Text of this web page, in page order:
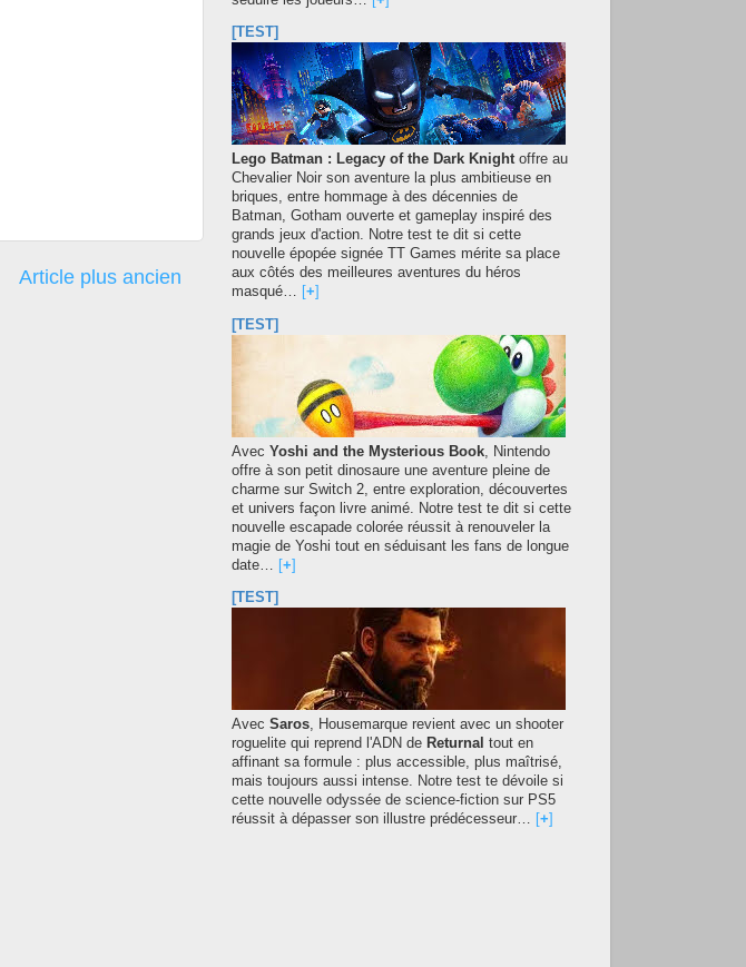
Article plus ancien
[TEST]
Lego Batman : Legacy of the Dark Knightoffre au
Chevalier Noir son aventure la plus ambitieuse en
briques, entre hommage à des décennies de
Batman, Gotham ouverte et gameplay inspiré des
grands jeux d'action. Notre test te dit si cette
nouvelle épopée signée TT Games mérite sa place
aux côtés des meilleures aventures du héros
masqué…
+
[TEST]
Avec Yoshi and the Mysterious Book, Nintendo
offre à son petit dinosaure une aventure pleine de
charme sur Switch 2, entre exploration, découvertes
et univers façon livre animé. Notre test te dit si cette
nouvelle escapade colorée réussit à renouveler la
magie de Yoshi tout en séduisant les fans de longue
date… [+]
[TEST]
Avec Saros, Housemarque revient avec un shooter
roguelite qui reprend l'ADN de Returnal tout en
affinant sa formule : plus accessible, plus maîtrisé,
mais toujours aussi intense. Notre test te dévoile si
cette nouvelle odyssée de science-fiction sur PS5
réussit à dépasser son illustre prédécesseur…
+